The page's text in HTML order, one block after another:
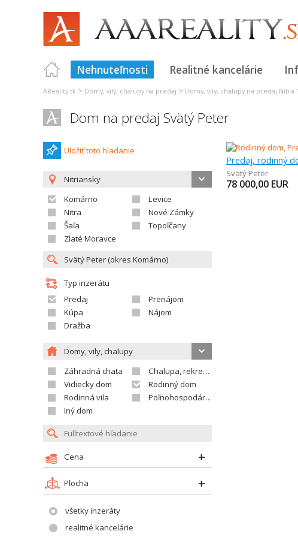
Nehnuteľnosti Realitné kancelárie
AReality.sk > Domy, vily, chalupy na predaj > Domy, vily, chalupy na predaj Nitra
Dom na predaj Svätý Peter
Uložiť toto hladanie
Nitriansky
Komárno
Levice
Nitra
Nové Zámky
Šaľa
Topoľčany
Zlaté Moravce
Typ inzerátu
Predaj
Prenájom
Kúpa
Nájom
Dražba
Domy, vily, chalupy
Záhradná chata
Chalupa, rekreačný domček
Vidiecky dom
Rodinný dom
Rodinná vila
Poľnohospodárska usadlosť
Iný dom
Cena
Plocha
všetky inzeráty
realitné kancelárie
Predaj, rodinný
Svätý Peter
78 000,00 EUR